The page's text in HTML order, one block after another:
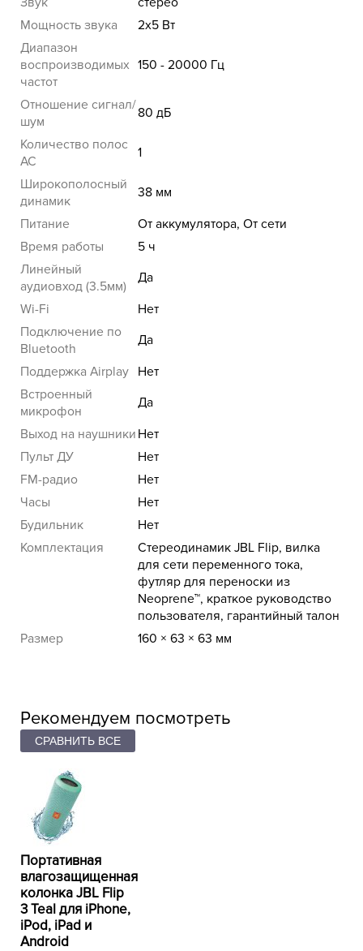
Мощность звука
2x5 Вт
Диапазон
воспроизводимых
частот
150 - 20000 Гц
Отношение сигнал/
шум
80 дБ
Количество полос
AC
1
Широкополосный
динамик
38 мм
Питание
От аккумулятора, От сети
Время работы
5 ч
Линейный
аудиовход (3.5мм)
Да
Wi-Fi
Нет
Подключение по
Bluetooth
Да
Поддержка Airplay Нет
Встроенный
микрофон
Да
Выход на наушники Нет
Пульт ДУ
Нет
FM-радио
Нет
Часы
Нет
Будильник
Нет
Комплектация
Стереодинамик JBL Flip, вилка
для сети переменного тока,
футляр для переноски из
Neoprene™, краткое руководство
пользователя, гарантийный талон
Размер
160 × 63 × 63 мм
Рекомендуем посмотреть
Портативная
влагозащищенная
колонка JBL Flip
3 Teal для iPhone,
iPod, iPad и
Android